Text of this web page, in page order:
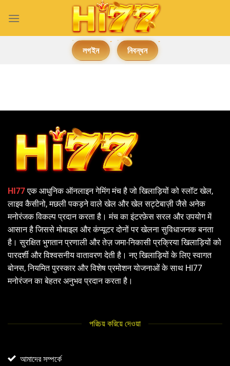
লগইন
নিবন্ধন
HI77एक आधुनिक ऑनलाइन गेमिंग मंच है जो खिलाड़ियों को स्लॉट खेल,
लाइव कैसीनो, मछली पकड़ने वाले खेल और खेल सट्टेबाज़ी जैसे अनेक
मनोरंजक विकल्प प्रदान करता है। मंच का इंटरफ़ेस सरल और उपयोग में
आसान है जिससे मोबाइल और कंप्यूटर दोनों पर खेलना सुविधाजनक बनता
है। सुरक्षित भुगतान प्रणाली और तेज़ जमा-निकासी प्रक्रिया खिलाड़ियों को
पारदर्शी और विश्वसनीय वातावरण देती है। नए खिलाड़ियों के लिए स्वागत
बोनस, नियमित पुरस्कार और विशेष प्रमोशन योजनाओं के साथ HI77
मनोरंजन का बेहतर अनुभव प्रदान करता है।
পরিচয় করিয়ে দেওয়া
আমাদের সম্পর্কে